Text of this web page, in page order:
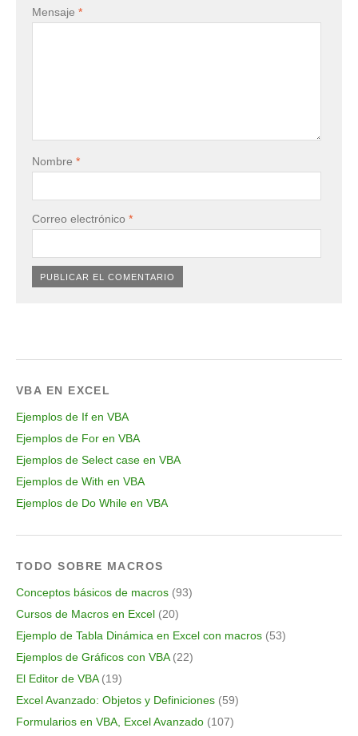
Mensaje *
Nombre *
Correo electrónico *
VBA EN EXCEL
Ejemplos de If en VBA
Ejemplos de For en VBA
Ejemplos de Select case en VBA
Ejemplos de With en VBA
Ejemplos de Do While en VBA
TODO SOBRE MACROS
Conceptos básicos de macros (93)
Cursos de Macros en Excel (20)
Ejemplo de Tabla Dinámica en Excel con macros (53)
Ejemplos de Gráficos con VBA(22)
El Editor de VBA(19)
Excel Avanzado: Objetos y Definiciones (59)
Formularios en VBA, Excel Avanzado (107)